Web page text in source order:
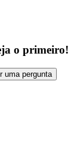
o primeiro!
uma pergunta